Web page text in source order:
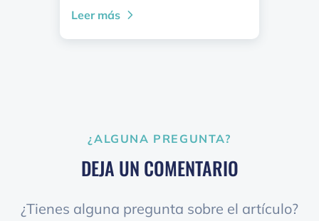
Leer más
¿ALGUNA PREGUNTA?
DEJA UN COMENTARIO
¿Tienes alguna pregunta sobre el artículo?